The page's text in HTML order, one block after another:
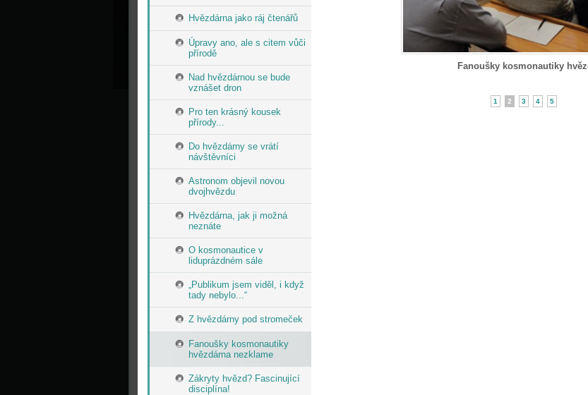
Hvězdárna jako ráj čtenářů
Úpravy ano, ale s citem vůči
přírodě
Nad hvězdárnou se bude
vznášet dron
Pro ten krásný kousek
přírody...
Do hvězdárny se vrátí
návštěvníci
Astronom objevil novou
dvojhvězdu
Hvězdárna, jak ji možná
neznáte
O kosmonautice v
liduprázdném sále
„Publikum jsem viděl, i když
tady nebylo...“
Z hvězdárny pod stromeček
Fanoušky kosmonautiky
hvězdárna nezklame
Zákryty hvězd? Fascinující
disciplína!
Fanoušky kosmonautiky
1 2 3 4 5